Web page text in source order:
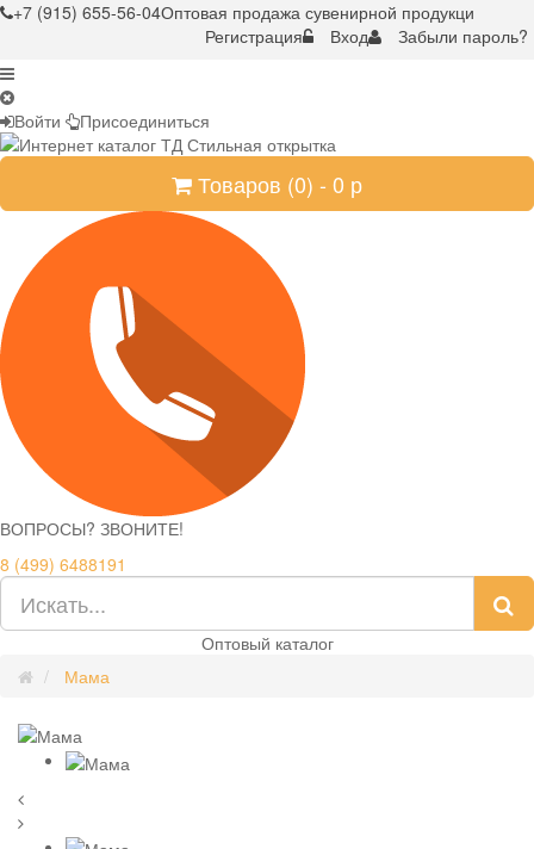
+7 (915) 655-56-04Оптовая продажа сувенирной продукци
Регистрация
Вход Забыли пароль?
Войти Присоединиться
Товаров (0) - 0 р
ВОПРОСЫ? ЗВОНИТЕ!
8 (499) 6488191
Оптовый каталог
Мама